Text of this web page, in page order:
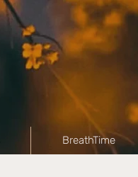
BreathTime